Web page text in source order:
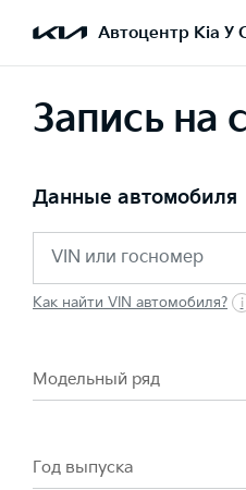
Автоцентр Kia У
Запись на
Данные автомобиля
Как найти VIN автомобиля?
Модельный ряд
Год выпуска